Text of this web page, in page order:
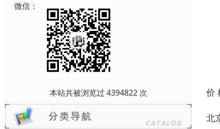
微信：
本站共被浏览过 4394822 次 价
北